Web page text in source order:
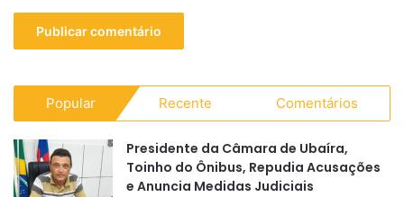
Popular Recente Comentários
Presidente da Câmara de Ubaíra,
Toinho do Ônibus, Repudia Acusações
e Anuncia Medidas Judiciais